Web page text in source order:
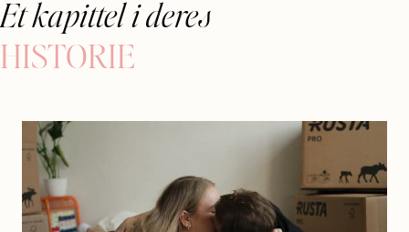
Et kapitteli deres
HISTORIE